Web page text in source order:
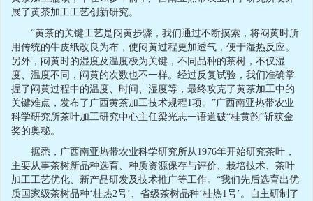
展了黄茶加工工艺创新研究。
“黄茶的关键工艺是闷黄步骤，我们通过不断摸索，将闷黄时所
用传统的牛皮纸改良为布，使闷黄过程更加透气，便于湿热反应。
另外，闷黄时的湿度及温度极为关键，不同品种的茶树，不仅湿
度、温度不同，闷黄的次数也不一样。经过反复试验，我们准确掌
握了闷黄过程中的温度、时间、湿度等，最终攻克了黄茶加工中的
关键难点，发布了广西黄茶加工技术规程1项。”广西南亚热带农业
科学研究所茶叶加工研究中心主任梁光志一语道破“桂黄韵”斩获金
奖的奥秘。
据悉，广西南亚热带农业科学研究所从1976年开始研究茶叶，
主要从事茶树新品种选育、种质资源保存与评价、栽培技术、茶叶
加工工艺优化、新产品研发及技术推广等工作。“我们先后选育出优
质国家级茶树品种‘桂热2号’、省级茶树品种‘桂热1号’。自主研制了